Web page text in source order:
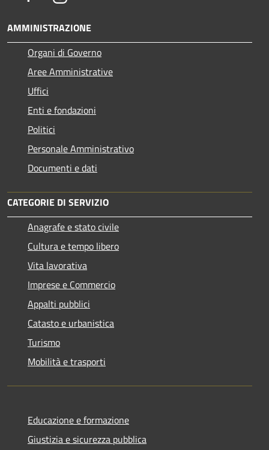
AMMINISTRAZIONE
Organi di Governo
Aree Amministrative
Uffici
Enti e fondazioni
Politici
Personale Amministrativo
Documenti e dati
CATEGORIE DI SERVIZIO
Anagrafe e stato civile
Cultura e tempo libero
Vita lavorativa
Imprese e Commercio
Appalti pubblici
Catasto e urbanistica
Turismo
Mobilità e trasporti
Educazione e formazione
Giustizia e sicurezza pubblica